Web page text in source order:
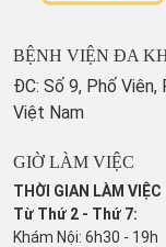
BỆNH VIỆN ĐA
ĐC: Số 9, Phố
Việt Nam
GIỜ LÀM VIỆC
THỜI GIAN LÀM
Từ Thứ 2 - Thứ 7:
Khám Nội: 6h30 - 19h